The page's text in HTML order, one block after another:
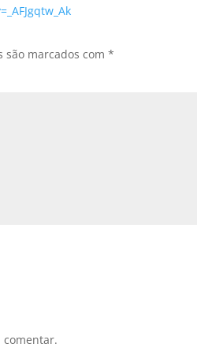
são marcados com*
comentar.